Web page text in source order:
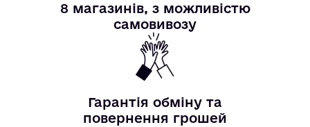
8 магазинів, з можливістю
самовивозу
Гарантія обміну та
повернення грошей